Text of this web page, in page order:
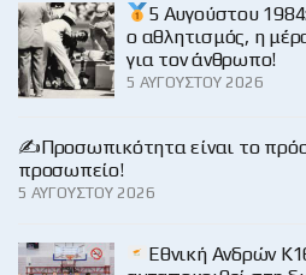
5 Αυγούστου
ο αθλητισμός, η
για τον άνθρωπο!
5 ΑΥΓΟΎΣΤΟΥ 2026
✍️Προσωπικότητα είναι το
προσωπείο!
5 ΑΥΓΟΎΣΤΟΥ 2026
Εθνική Ανδρών